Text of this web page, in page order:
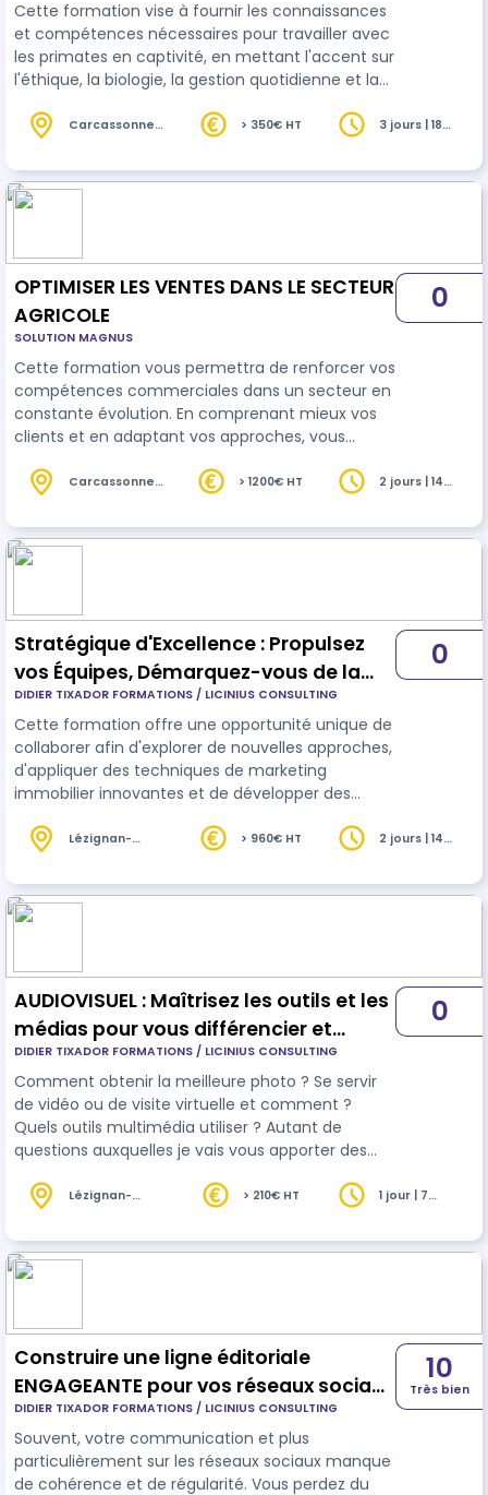
Cette formation vise à fournir les connaissances
et compétences nécessaires pour travailler avec
les primates en captivité, en mettant l'accent sur
l'éthique, la biologie, la gestion quotidienne et la
Carcassonne
> 350€ HT
3 jours | 18
OPTIMISER LES VENTES DANS LE SECTEUR
AGRICOLE
SOLUTION MAGNUS
Cette formation vous permettra de renforcer vos
compétences commerciales dans un secteur en
constante évolution. En comprenant mieux vos
clients et en adaptant vos approches, vous
impact commercial.
0
Carcassonne
> 1200€ HT
2 jours | 14
Stratégique d'Excellence : Propulsez
vos Équipes, Démarquez-vous de la
Concurrence
DIDIER TIXADOR FORMATIONS / LICINIUS CONSULTING
Cette formation offre une opportunité unique de
collaborer afin d'explorer de nouvelles approches,
d'appliquer des techniques de marketing
immobilier innovantes et de développer des
marché afin de booster ses exclusivité et
formations est sur 2 jours non consécutifs. Nous
offrons la possibilité d'un format INTRA adapté à
0
Lézignan-
> 960€ HT
2 jours | 14
AUDIOVISUEL : Maîtrisez les outils et les
médias pour vous différencier et
gagner en attractivité
DIDIER TIXADOR FORMATIONS / LICINIUS CONSULTING
Comment obtenir la meilleure photo ? Se servir
de vidéo ou de visite virtuelle et comment ?
Quels outils multimédia utiliser ? Autant de
questions auxquelles je vais vous apporter des
vous différencier et d'améliorer votre attractivité
éligible LOI ALUR (7heures), vous apprendrez a
utiliser aux mieux tout cet écosystème
0
Lézignan-
> 210€ HT
1 jour | 7
Construire une ligne éditoriale
ENGAGEANTE pour vos réseaux sociaux
et votre visibilité WEB
DIDIER TIXADOR FORMATIONS / LICINIUS CONSULTING
Souvent, votre communication et plus
particulièrement sur les réseaux sociaux manque
de cohérence et de régularité. Vous perdez du
10
Très bien